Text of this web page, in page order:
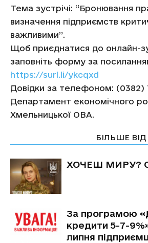
Тема зустрічі: “Бронювання
визначення підприємств
важливими”.
Щоб приєднатися до онлайн-
заповніть форму за
https://surl.li/ykcqxd
Довідки за телефоном: (0382)
Департамент економічного
Хмельницької ОВА.
БІЛЬШЕ
ХОЧЕШ МИРУ?
За програмою
кредити 5-7-
липня